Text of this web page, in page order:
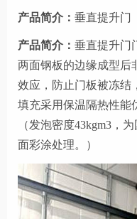
产品简介： 垂直提升门
产品简介： 垂直提升门
两面钢板的边缘成型后
效应，防止门板被冻结
填充采用保温隔热性能
（发泡密度43kgm3，
面彩涂处理。）